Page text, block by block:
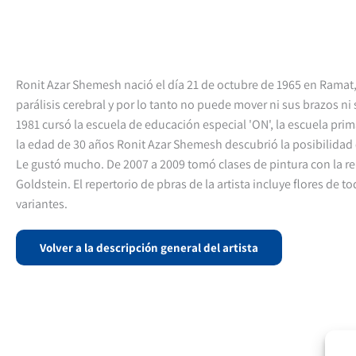
Ronit Azar Shemesh nació el día 21 de octubre de 1965 en
parálisis cerebral y por lo tanto no puede mover ni sus brazos ni
1981 cursó la escuela de educación especial 'ON', la escuela
la edad de 30 años Ronit Azar Shemesh descubrió la
Le gustó mucho. De 2007 a 2009 tomó clases de pintura con la
Goldstein. El repertorio de pbras de la artista incluye flores de
variantes.
Volver a la descripción general del artista